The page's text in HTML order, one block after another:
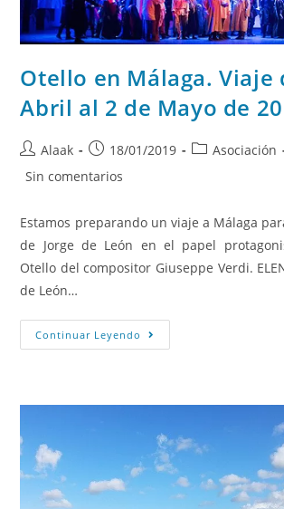
Otello en Málaga. Viaje
Abril al 2 de Mayo de
Alaak 18/01/2019
Asociación
Sin comentarios
Estamos preparando un viaje a Málaga
de Jorge de León en el papel
Otello del compositor Giuseppe Verdi.
de León…
Continuar Leyendo